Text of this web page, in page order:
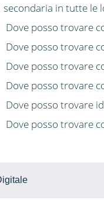
secondaria in tutte le
Dove posso trovare
Dove posso trovare
Dove posso trovare
Dove posso trovare
Dove posso trovare
Dove posso trovare